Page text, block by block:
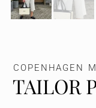
COPENHAGEN
TAILOR